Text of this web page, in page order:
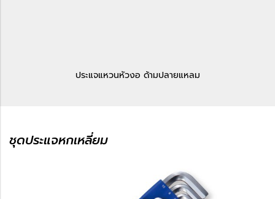
ประแจแหวนหัวงอ ด้ามปลายแหลม
ชุดประแจหกเหลี่ยม